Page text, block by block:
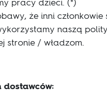
pracy dzieci. (*)
że inni
naszą
stronie / władzom.
dostawców: